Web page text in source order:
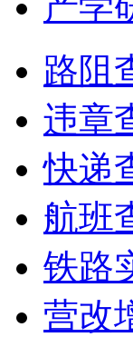
路阻
违章
快递
航班
铁路
营改